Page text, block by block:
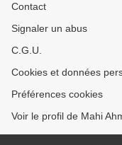
Contact
Signaler un abus
C.G.U.
Cookies et données
Préférences cookies
Voir le profil de Mahi